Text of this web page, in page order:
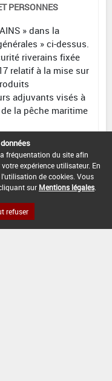
PERSONNES
» dans la
» ci-dessus.
riverains fixée
relatif à la mise sur
adjuvants visés à
la pêche maritime
fréquentation du site afin
expérience utilisateur. En
de cookies. Vous
sur Mentions légales
refuser